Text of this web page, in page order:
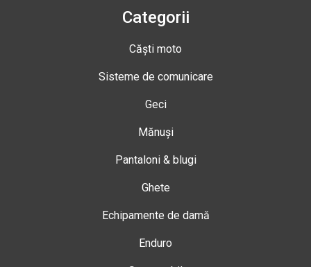
Categorii
Căști moto
Sisteme de comunicare
Geci
Mănuși
Pantaloni & blugi
Ghete
Echipamente de damă
Enduro